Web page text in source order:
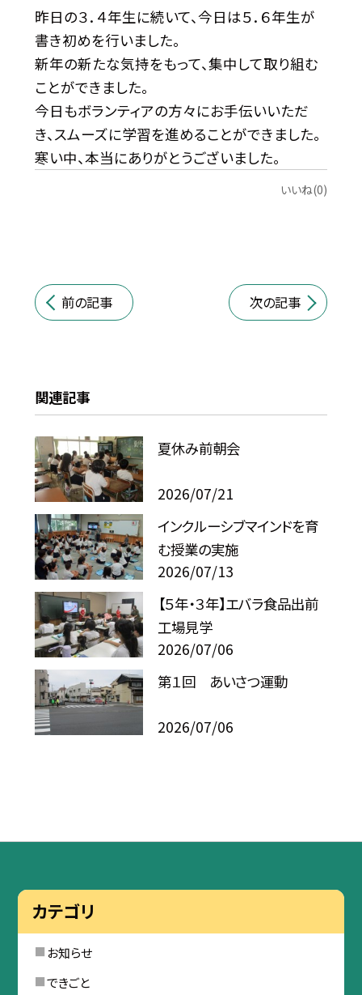
昨日の３．４年生に続いて、今日は５．６年生が
書き初めを行いました。
新年の新たな気持をもって、集中して取り組む
ことができました。
今日もボランティアの方々にお手伝いいただ
き、スムーズに学習を進めることができました。
寒い中、本当にありがとうございました。
いいね(0)
前の記事 次の記事
関連記事
夏休み前朝会
2026/07/21
インクルーシブマインドを育
む授業の実施
2026/07/13
【５年・３年】エバラ食品出前
工場見学
2026/07/06
第１回 あいさつ運動
2026/07/06
カテゴリ
お知らせ
できごと